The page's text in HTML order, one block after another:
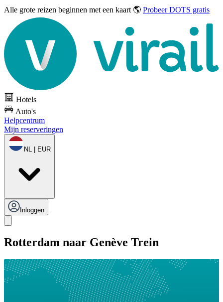
Alle grote reizen beginnen met een kaart 🌎 Probeer DOTS gratis
Hotels
Auto's
Helpcentrum
Mijn reserveringen
NL | EUR
Inloggen
Rotterdam naar Genève Trein